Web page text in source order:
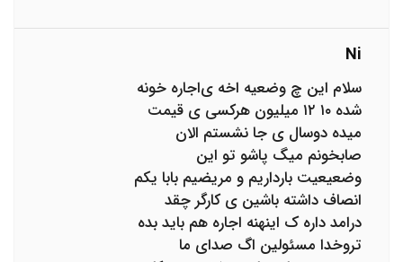
Ni
سلام این چ وضعیه اخه ی‌اجاره خونه
شده ۱۰ ۱۲ میلیون هرکسی ی قیمت
میده دوسال ی جا نشستم الان
صابخونم میگ پاشو تو این
وضعیعیت بارداریم و مریضیم بابا یکم
انصاف داشته باشین ی کارگر چقد
درامد داره ک اینهنه اجاره هم باید بده
تروخدا مسئولین اگ صدای ما